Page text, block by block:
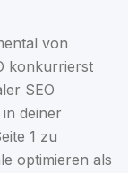
von
konkurrierst
SEO
deiner
1 zu
optimieren als